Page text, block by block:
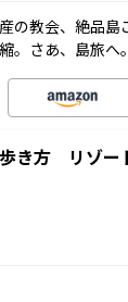
の教会、絶品
。さあ、島旅へ。
き方 リゾー